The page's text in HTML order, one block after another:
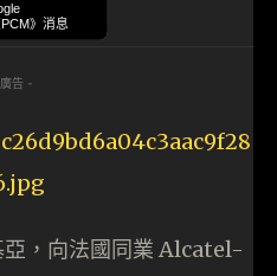
》消息
告 -
亞，向法國同業 Alcatel-